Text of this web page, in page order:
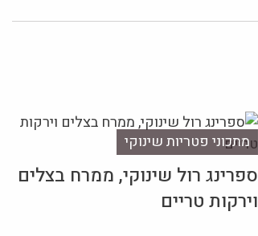
מתכוני פטריות שינוקי
ספרינג רול שינוקי, ממרח בצלים
וירקות טריים